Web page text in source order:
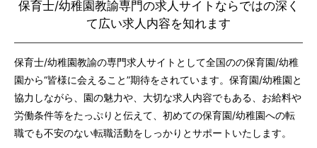
保育士/幼稚園教諭専門の求人サイトならではの深く
て広い求人内容を知れます
保育士/幼稚園教諭の専門求人サイトとして全国のの保育園/幼稚
園から“皆様に会えること”期待をされています。保育園/幼稚園と
協力しながら、園の魅力や、大切な求人内容でもある、お給料や
労働条件等をたっぷりと伝えて、初めての保育園/幼稚園への転
職でも不安のない転職活動をしっかりとサポートいたします。